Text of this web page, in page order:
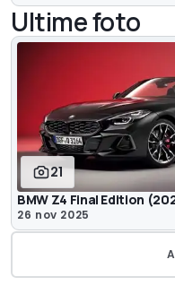
Ultime foto
21
BMW Z4 Final Edition
26 nov 2025